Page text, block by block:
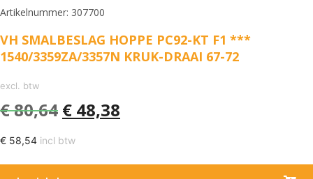
Artikelnummer: 307700
VH SMALBESLAG HOPPE PC92-KT F1 ***
1540/3359ZA/3357N KRUK-DRAAI 67-72
excl. btw
€80,64 € 48,38
€ 58,54 incl btw